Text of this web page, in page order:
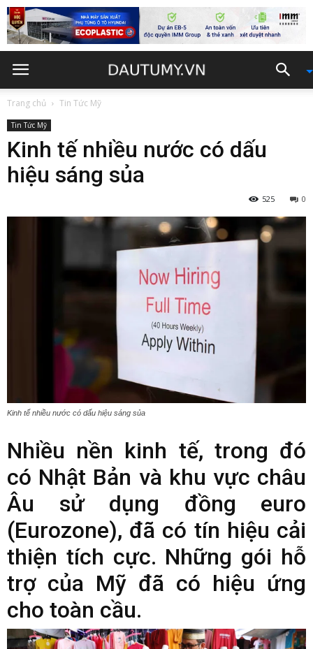
Trang chủ Tin Tức Mỹ
Tin Tức Mỹ
Kinh tế nhiều nước có dấu
hiệu sáng sủa
0
525
Kinh tế nhiều nước có dấu hiệu sáng sủa
Nhiều nền kinh tế, trong đó
có Nhật Bản và khu vực châu
Âu sử dụng đồng euro
(Eurozone), đã có tín hiệu cải
thiện tích cực. Những gói hỗ
trợ của Mỹ đã có hiệu ứng
cho toàn cầu.